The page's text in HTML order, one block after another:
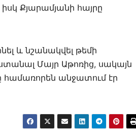
Քյարամյանի հայրը
և նշանակվել թեմի
Մայր Աթոռից, սակայն
համառորեն անջատում էր